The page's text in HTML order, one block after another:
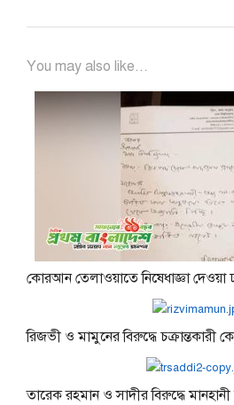
You may also like...
কোরআন তেলাওয়াতে নিষেধাজ্ঞা দেওয়া
রিজভী ও মামুনের বিরুদ্ধে চক্রান্তকারী
তারেক রহমান ও সাদীর বিরুদ্ধে